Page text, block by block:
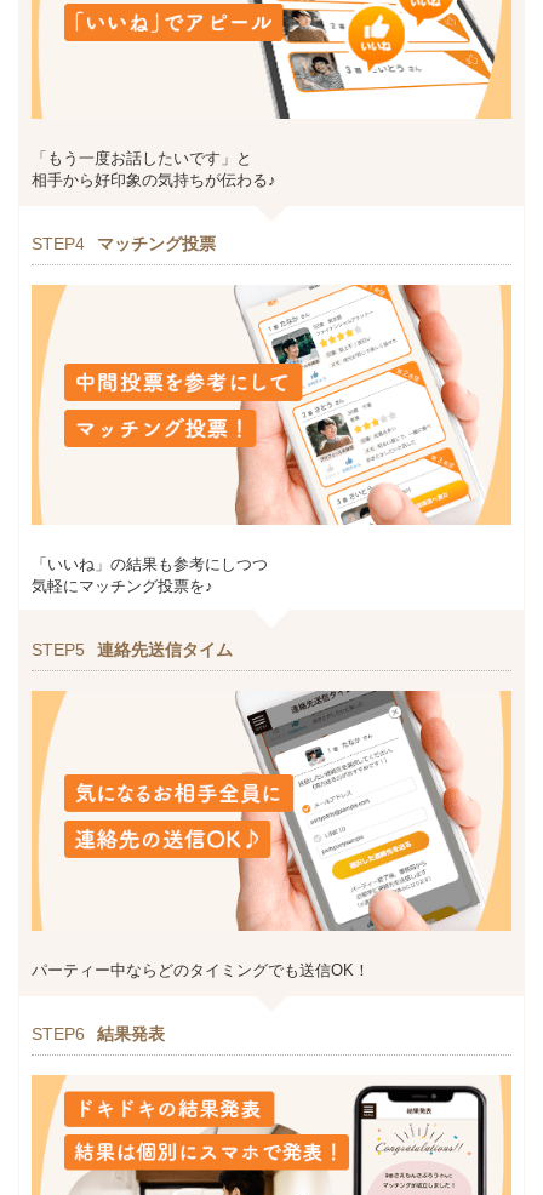
「もう一度お話したいです」と
相手から好印象の気持ちが伝わる♪
STEP4 マッチング投票
「いいね」の結果も参考にしつつ
気軽にマッチング投票を♪
STEP5 連絡先送信タイム
パーティー中ならどのタイミングでも送信OK！
STEP6 結果発表